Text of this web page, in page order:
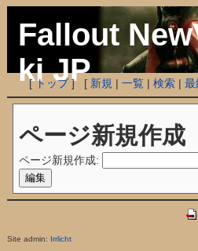
Fallout
ki JP
[トップ] [ 新規 |一覧 |検索 |最
ページ新規作成
ページ新規作成:
Site admin: Irrlicht